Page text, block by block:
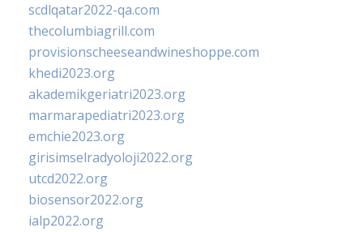
scdlqatar2022-qa.com
thecolumbiagrill.com
provisionscheeseandwineshoppe.com
khedi2023.org
akademikgeriatri2023.org
marmarapediatri2023.org
emchie2023.org
girisimselradyoloji2022.org
utcd2022.org
biosensor2022.org
ialp2022.org